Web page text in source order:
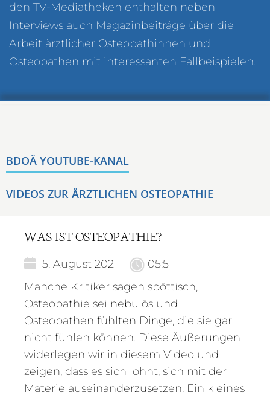
den TV-Mediatheken enthalten neben
Interviews auch Magazinbeiträge über die
Arbeit ärztlicher Osteopathinnen und
Osteopathen mit interessanten Fallbeispielen.
BDOÄ YOUTUBE-KANAL
VIDEOS ZUR ÄRZTLICHEN OSTEOPATHIE
WAS IST OSTEOPATHIE?
5. August 2021
05:51
Manche Kritiker sagen spöttisch,
Osteopathie sei nebulös und
Osteopathen fühlten Dinge, die sie gar
nicht fühlen können. Diese Äußerungen
widerlegen wir in diesem Video und
zeigen, dass es sich lohnt, sich mit der
Materie auseinanderzusetzen. Ein kleines